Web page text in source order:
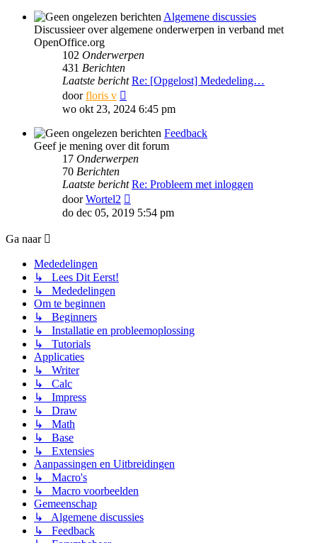
Algemene discussies
Discussieer over algemene onderwerpen in verband met
OpenOffice.org
102 Onderwerpen
431 Berichten
Laatste bericht Re: [Opgelost] Mededeling…
doorfloris v
laatste
wo okt 23, 2024 6:45 pm
Feedback
Geef je mening over dit forum
17 Onderwerpen
70 Berichten
Laatste bericht Re: Probleem met inloggen
doorWortel2
laatste
bericht
do dec 05, 2019 5:54 pm
Ga naar
Mededelingen
↳ Lees Dit Eerst!
↳ Mededelingen
Om te beginnen
↳ Beginners
↳ Installatie en probleemoplossing
↳ Tutorials
Applicaties
↳ Writer
↳ Calc
↳ Impress
↳ Draw
↳ Math
↳ Base
↳ Extensies
Aanpassingen en Uitbreidingen
↳ Macro's
↳ Macro voorbeelden
Gemeenschap
↳ Algemene discussies
↳ Feedback